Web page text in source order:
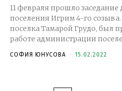
11 февраля прошло заседание
поселения Игрим 4-го созыва.
поселка Тамарой Грудо, был
работе администрации
СОФИЯ ЮНУСОВА - 15.02.2022